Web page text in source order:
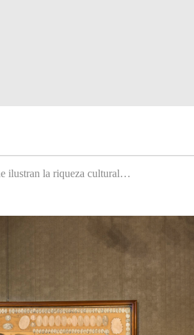
ilustran la riqueza cultural…